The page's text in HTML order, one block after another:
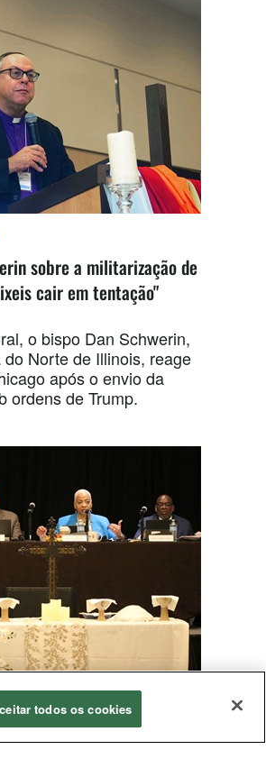
sobre a militarização de
cair em tentação"
o bispo Dan Schwerin,
Norte de Illinois, reage
após o envio da
ordens de Trump.
sobre casamento
todos os cookies